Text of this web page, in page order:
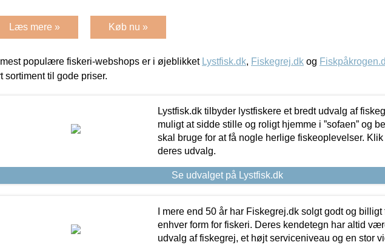
Læs mere » Køb nu »
populære fiskeri-webshops er i øjeblikket Lystfisk.dk, Fiskegrej.dk og
sortiment til gode priser.
Lystfisk.dk tilbyder lystfiskere et bredt udvalg af
muligt at sidde stille og roligt hjemme i ”sofaen” og
skal bruge for at få nogle herlige fiskeoplevelser. Klik
deres udvalg.
Se udvalget på Lystfisk.dk
I mere end 50 år har Fiskegrej.dk solgt godt og billigt
enhver form for fiskeri. Deres kendetegn har altid
udvalg af fiskegrej, et højt serviceniveau og en stor